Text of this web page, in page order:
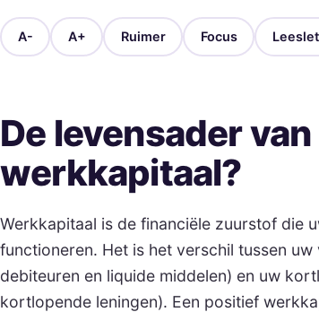
A- A+ Ruimer Focus
De levensader
werkkapitaal?
Werkkapitaal is de financiële zuurstof die
functioneren. Het is het verschil tussen
debiteuren en liquide middelen) en uw
kortlopende leningen). Een positief